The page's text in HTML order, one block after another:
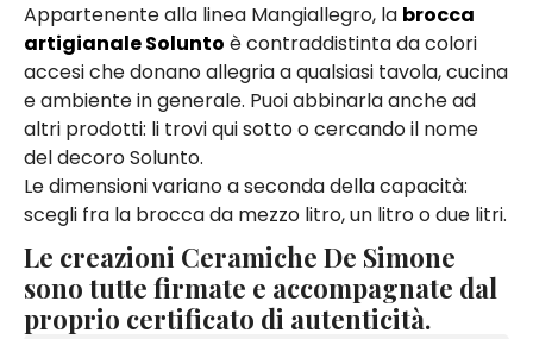
Appartenente alla linea Mangiallegro, la brocca
artigianale Solunto è contraddistinta da colori
accesi che donano allegria a qualsiasi tavola, cucina
e ambiente in generale. Puoi abbinarla anche ad
altri prodotti: li trovi qui sotto o cercando il nome
del decoro Solunto.
Le dimensioni variano a seconda della capacità:
scegli fra la brocca da mezzo litro, un litro o due litri.
Le creazioni Ceramiche De Simone
sono tutte firmate e accompagnate dal
proprio certificato di autenticità.